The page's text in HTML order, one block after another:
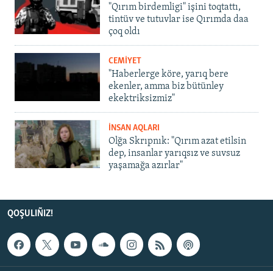
"Qırım birdemligi" işini toqtattı,
tintüv ve tutuvlar ise Qırımda daa
çoq oldı
CEMİYET
"Haberlerge köre, yarıq bere
ekenler, amma biz bütünley
ekektriksizmiz"
İNSAN AQLARI
Olğa Skrıpnık: "Qırım azat etilsin
dep, insanlar yarıqsız ve suvsuz
yaşamağa azırlar"
QOŞULIÑIZ!